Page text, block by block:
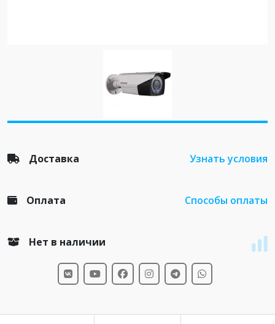
Доставка Узнать условия
Оплата Способы оплаты
Нет в наличии